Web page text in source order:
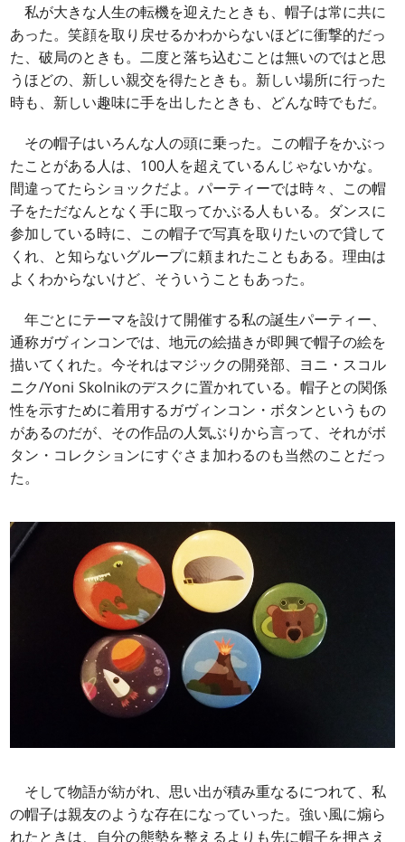
私が大きな人生の転機を迎えたときも、帽子は常に共に
あった。笑顔を取り戻せるかわからないほどに衝撃的だっ
た、破局のときも。二度と落ち込むことは無いのではと思
うほどの、新しい親交を得たときも。新しい場所に行った
時も、新しい趣味に手を出したときも、どんな時でもだ。
その帽子はいろんな人の頭に乗った。この帽子をかぶっ
たことがある人は、100人を超えているんじゃないかな。
間違ってたらショックだよ。パーティーでは時々、この帽
子をただなんとなく手に取ってかぶる人もいる。ダンスに
参加している時に、この帽子で写真を取りたいので貸して
くれ、と知らないグループに頼まれたこともある。理由は
よくわからないけど、そういうこともあった。
年ごとにテーマを設けて開催する私の誕生パーティー、
通称ガヴィンコンでは、地元の絵描きが即興で帽子の絵を
描いてくれた。今それはマジックの開発部、ヨニ・スコル
ニク/Yoni Skolnikのデスクに置かれている。帽子との関係
性を示すために着用するガヴィンコン・ボタンというもの
があるのだが、その作品の人気ぶりから言って、それがボ
タン・コレクションにすぐさま加わるのも当然のことだっ
た。
そして物語が紡がれ、思い出が積み重なるにつれて、私
の帽子は親友のような存在になっていった。強い風に煽ら
れたときは、自分の態勢を整えるよりも先に帽子を押さえ